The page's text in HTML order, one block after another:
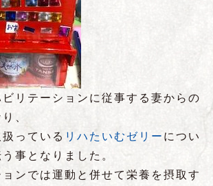
リテーションに従事する妻からの
、
っている リハたいむゼリー につい
事となりました。
ンでは運動と併せて栄養を摂取す